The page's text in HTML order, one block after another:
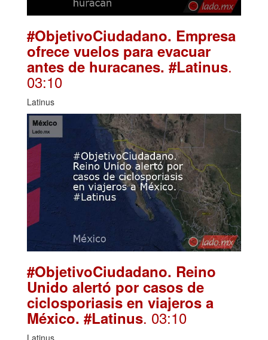
#ObjetivoCiudadano. Empresa
ofrece vuelos para evacuar
antes de huracanes. #Latinus.
03:10
Latinus
#ObjetivoCiudadano. Reino
Unido alertó por casos de
ciclosporiasis en viajeros a
México. #Latinus. 03:10
Latinus